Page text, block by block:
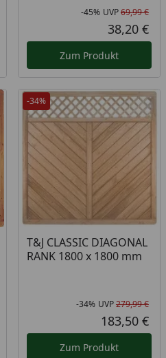
in ProzentPreis
Preis
-45% UVP69,99 €
38,20 €
Zum Produkt
in ProzentPreis
Preis
-34%
T&J CLASSIC DIAGONAL
RANK 1800 x 1800 mm
-34% UVP279,99 €
183,50 €
Zum Produkt